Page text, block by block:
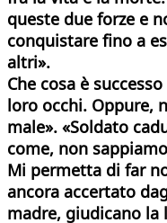
queste due forze e
conquistare fino a
altri».
Che cosa è
loro occhi. Oppure,
male». «Soldato
come, non
Mi permetta di far
ancora accertato
madre, giudicano